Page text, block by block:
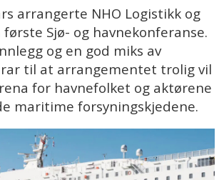
arrangerte NHO Logistikk og
Sjø- og havnekonferanse.
og en god miks av
til at arrangementet trolig vil
for havnefolket og aktørene
maritime forsyningskjedene.